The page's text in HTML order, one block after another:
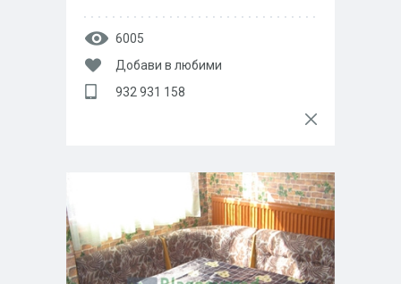
6005
Добави в любими
932 931 158